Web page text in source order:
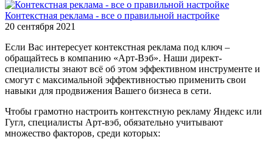
Контекстная реклама - все о правильной настройке
20 сентября 2021
Если Вас интересует контекстная реклама под ключ –
обращайтесь в компанию «Арт-Вэб». Наши директ-
специалисты знают всё об этом эффективном инструменте и
смогут с максимальной эффективностью применить свои
навыки для продвижения Вашего бизнеса в сети.
Чтобы грамотно настроить контекстную рекламу Яндекс или
Гугл, специалисты Арт-вэб, обязательно учитывают
множество факторов, среди которых: